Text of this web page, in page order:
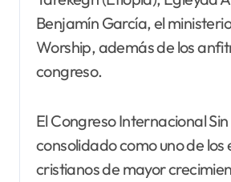
Benjamín García, el
Worship, además de los
congreso.
El Congreso Internacional
consolidado como uno de los
cristianos de mayor